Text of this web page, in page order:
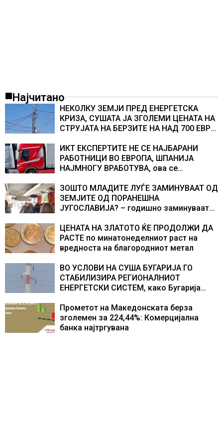
Најчитано
НЕКОЛКУ ЗЕМЈИ ПРЕД ЕНЕРГЕТСКА
КРИЗА, СУШАТА ЈА ЗГОЛЕМИ ЦЕНАТА НА
СТРУЈАТА НА БЕРЗИТЕ НА НАД 700 ЕВРА
ИКТ ЕКСПЕРТИТЕ НЕ СЕ НАЈБАРАНИ
РАБОТНИЦИ ВО ЕВРОПА, ШПАНИЈА
НАЈМНОГУ ВРАБОТУВА, oва се
година
ЗОШТО МЛАДИТЕ ЛУЃЕ ЗАМИНУВААТ ОД
ЗЕМЈИТЕ ОД ПОРАНЕШНА
ЈУГОСЛАВИЈА? – годишно заминуваат
Хрватска
ЦЕНАТА НА ЗЛАТОТО ЌЕ ПРОДОЛЖИ ДА
РАСТЕ по минатонеделниот раст на
вредноста на благородниот метал
ВО УСЛОВИ НА СУША БУГАРИЈА ГО
СТАБИЛИЗИРА РЕГИОНАЛНИОТ
ЕНЕРГЕТСКИ СИСТЕМ, како Бугарија
складирање на енергија од батерии
Прометот на Македонската берза
зголемен за 224,44%: Комерцијална
банка најтргувана